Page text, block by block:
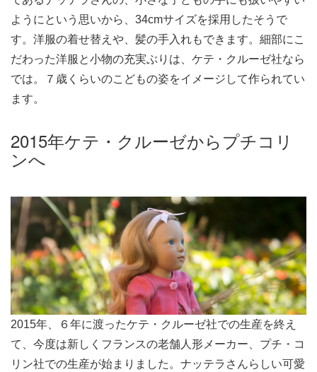
ようにという思いから、34cmサイズを採用したそうで
す。洋服の着せ替えや、髪の手入れもできます。細部にこ
だわった洋服と小物の充実ぶりは、ケテ・クルーゼ社なら
では。７歳くらいのこどもの姿をイメージして作られてい
ます。
2015年ケテ・クルーゼからプチコリ
ンへ
2015年、６年に渡ったケテ・クルーゼ社での生産を終え
て、今度は新しくフランスの老舗人形メーカー、プチ・コ
リン社での生産が始まりました。ナッテラさんらしい可愛